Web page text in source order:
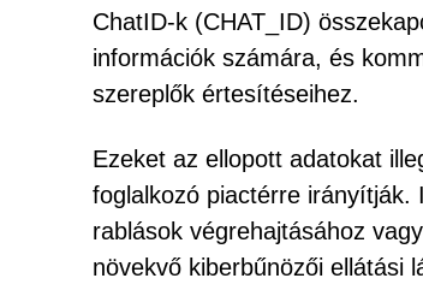
ChatID-k (CHAT_ID)
információk számára, és
szereplők értesítéseihez.
Ezeket az ellopott adatokat
foglalkozó piactérre irányítják.
rablások végrehajtásához
növekvő kiberbűnözői ellátási